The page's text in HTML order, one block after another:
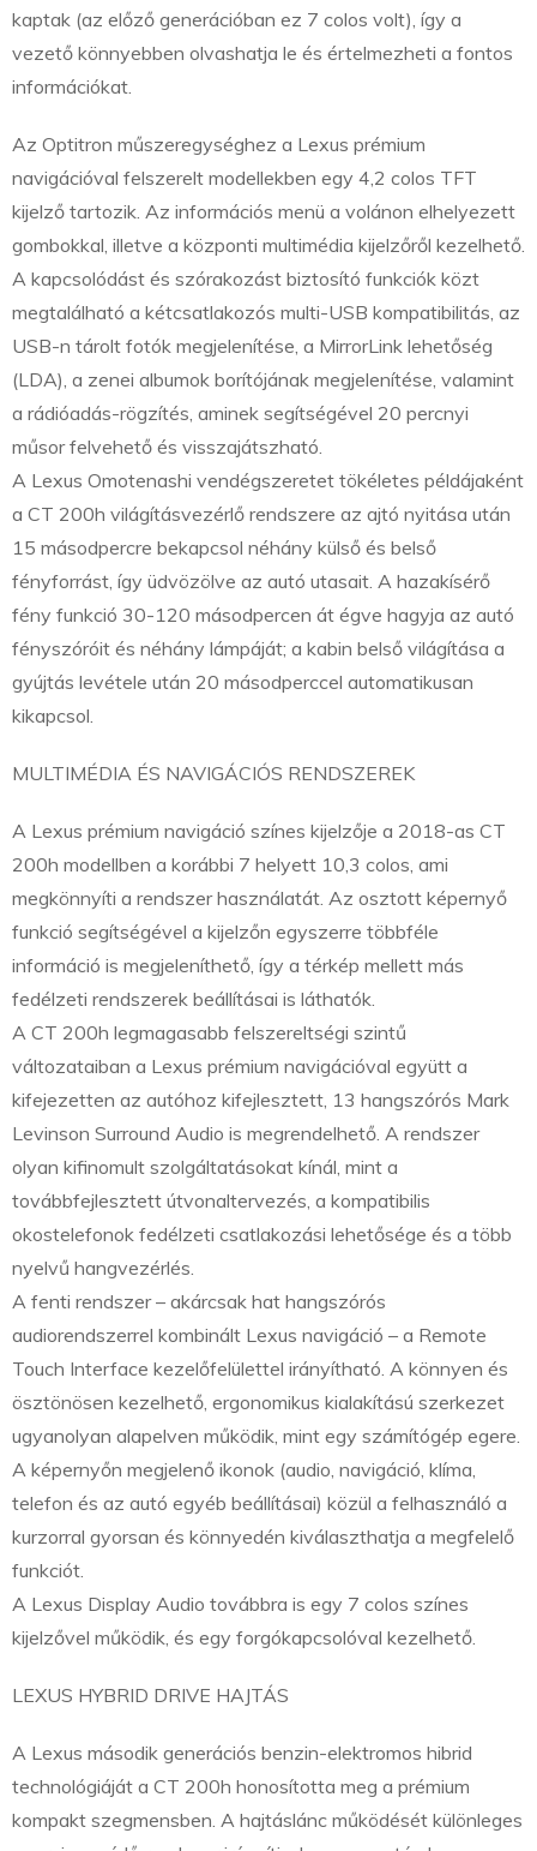
kaptak (az előző generációban ez 7 colos volt), így a
vezető könnyebben olvashatja le és értelmezheti a fontos
információkat.
Az Optitron műszeregységhez a Lexus prémium
navigációval felszerelt modellekben egy 4,2 colos TFT
kijelző tartozik. Az információs menü a volánon elhelyezett
gombokkal, illetve a központi multimédia kijelzőről kezelhető.
A kapcsolódást és szórakozást biztosító funkciók közt
megtalálható a kétcsatlakozós multi-USB kompatibilitás, az
USB-n tárolt fotók megjelenítése, a MirrorLink lehetőség
(LDA), a zenei albumok borítójának megjelenítése, valamint
a rádióadás-rögzítés, aminek segítségével 20 percnyi
műsor felvehető és visszajátszható.
A Lexus Omotenashi vendégszeretet tökéletes példájaként
a CT 200h világításvezérlő rendszere az ajtó nyitása után
15 másodpercre bekapcsol néhány külső és belső
fényforrást, így üdvözölve az autó utasait. A hazakísérő
fény funkció 30-120 másodpercen át égve hagyja az autó
fényszóróit és néhány lámpáját; a kabin belső világítása a
gyújtás levétele után 20 másodperccel automatikusan
kikapcsol.
MULTIMÉDIA ÉS NAVIGÁCIÓS RENDSZEREK
A Lexus prémium navigáció színes kijelzője a 2018-as CT
200h modellben a korábbi 7 helyett 10,3 colos, ami
megkönnyíti a rendszer használatát. Az osztott képernyő
funkció segítségével a kijelzőn egyszerre többféle
információ is megjeleníthető, így a térkép mellett más
fedélzeti rendszerek beállításai is láthatók.
A CT 200h legmagasabb felszereltségi szintű
változataiban a Lexus prémium navigációval együtt a
kifejezetten az autóhoz kifejlesztett, 13 hangszórós Mark
Levinson Surround Audio is megrendelhető. A rendszer
olyan kifinomult szolgáltatásokat kínál, mint a
továbbfejlesztett útvonaltervezés, a kompatibilis
okostelefonok fedélzeti csatlakozási lehetősége és a több
nyelvű hangvezérlés.
A fenti rendszer – akárcsak hat hangszórós
audiorendszerrel kombinált Lexus navigáció – a Remote
Touch Interface kezelőfelülettel irányítható. A könnyen és
ösztönösen kezelhető, ergonomikus kialakítású szerkezet
ugyanolyan alapelven működik, mint egy számítógép egere.
A képernyőn megjelenő ikonok (audio, navigáció, klíma,
telefon és az autó egyéb beállításai) közül a felhasználó a
kurzorral gyorsan és könnyedén kiválaszthatja a megfelelő
funkciót.
A Lexus Display Audio továbbra is egy 7 colos színes
kijelzővel működik, és egy forgókapcsolóval kezelhető.
LEXUS HYBRID DRIVE HAJTÁS
A Lexus második generációs benzin-elektromos hibrid
technológiáját a CT 200h honosította meg a prémium
kompakt szegmensben. A hajtáslánc működését különleges